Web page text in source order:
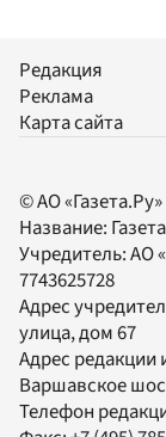
Редакция
Реклама
Карта сайта
© АО
Название:
Учредитель:АО
7743625728
Адрес
улица, дом 67
Адрес редакции
Варшавское
Телефон